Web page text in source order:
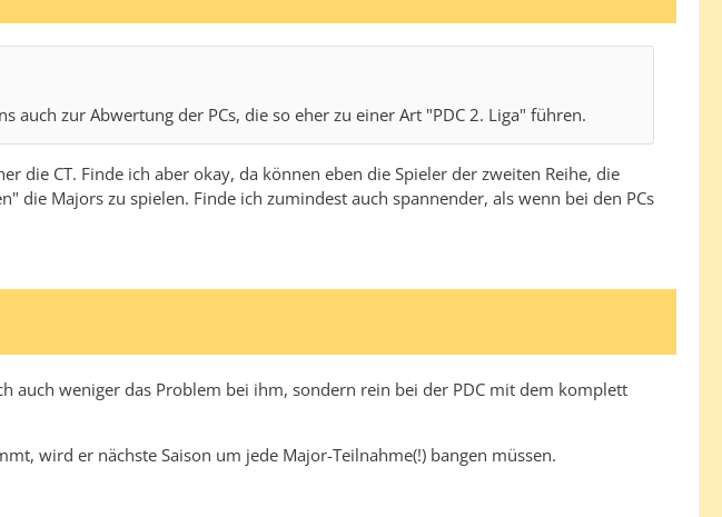
auch zur Abwertung der PCs, die so eher zu einer Art "PDC 2. Liga" führen.
die CT. Finde ich aber okay, da können eben die Spieler der zweiten Reihe, die
Majors zu spielen. Finde ich zumindest auch spannender, als wenn bei den PCs
auch weniger das Problem bei ihm, sondern rein bei der PDC mit dem komplett
wird er nächste Saison um jede Major-Teilnahme(!) bangen müssen.